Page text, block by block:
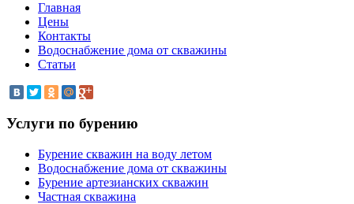
Главная
Цены
Контакты
Водоснабжение дома от скважины
Статьи
Услуги по бурению
Бурение скважин на воду летом
Водоснабжение дома от скважины
Бурение артезианских скважин
Частная скважина